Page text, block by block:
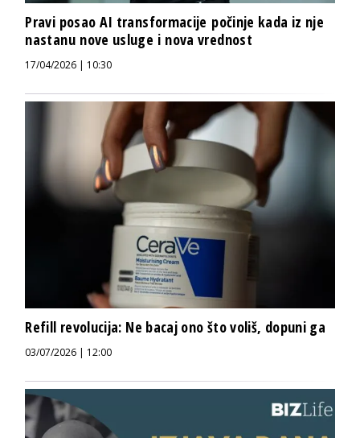
Pravi posao AI transformacije počinje kada iz nje
nastanu nove usluge i nova vrednost
17/04/2026 | 10:30
Refill revolucija: Ne bacaj ono što voliš, dopuni ga
03/07/2026 | 12:00